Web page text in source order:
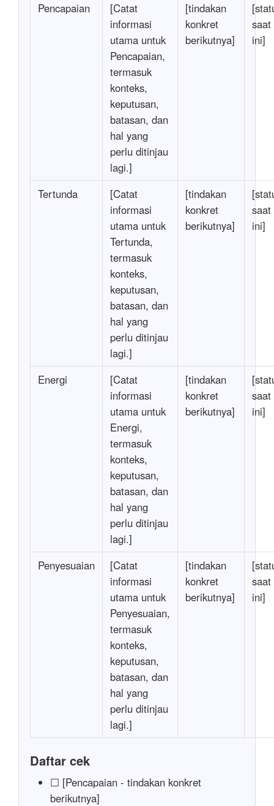
Pencapaian
[Catat
informasi
utama untuk
Pencapaian,
termasuk
konteks,
keputusan,
batasan, dan
hal yang
perlu ditinjau
lagi.]
[tindakan
konkret
berikutnya]
saat
ini]
Tertunda
[Catat
informasi
utama untuk
Tertunda,
termasuk
konteks,
keputusan,
batasan, dan
hal yang
perlu ditinjau
lagi.]
[tindakan
konkret
berikutnya]
saat
ini]
Energi
[Catat
informasi
utama untuk
Energi,
termasuk
konteks,
keputusan,
batasan, dan
hal yang
perlu ditinjau
lagi.]
[tindakan
konkret
berikutnya]
saat
ini]
Penyesuaian
[Catat
informasi
utama untuk
Penyesuaian,
termasuk
konteks,
keputusan,
batasan, dan
hal yang
perlu ditinjau
lagi.]
[tindakan
konkret
berikutnya]
saat
ini]
Daftar cek
☐ [Pencapaian - tindakan konkret
berikutnya]